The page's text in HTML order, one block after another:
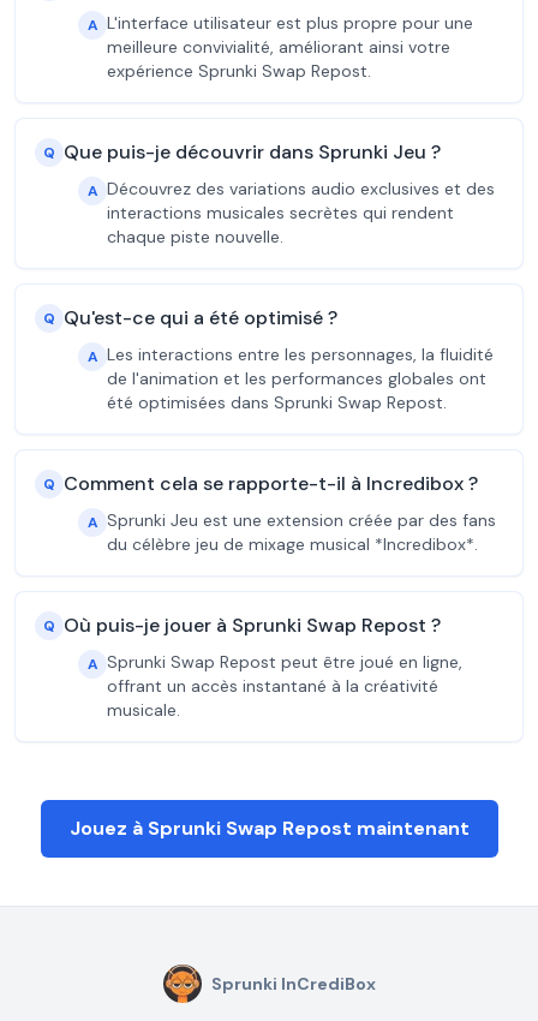
A L'interface utilisateur est plus propre pour une
meilleure convivialité, améliorant ainsi votre
expérience Sprunki Swap Repost.
Q Que puis-je découvrir dans Sprunki Jeu ?
A Découvrez des variations audio exclusives et des
interactions musicales secrètes qui rendent
chaque piste nouvelle.
Q Qu'est-ce qui a été optimisé ?
A Les interactions entre les personnages, la fluidité
de l'animation et les performances globales ont
été optimisées dans Sprunki Swap Repost.
Q Comment cela se rapporte-t-il à Incredibox ?
A Sprunki Jeu est une extension créée par des fans
du célèbre jeu de mixage musical *Incredibox*.
Q Où puis-je jouer à Sprunki Swap Repost ?
A Sprunki Swap Repost peut être joué en ligne,
offrant un accès instantané à la créativité
musicale.
Jouez à Sprunki Swap Repost maintenant
Sprunki InCrediBox